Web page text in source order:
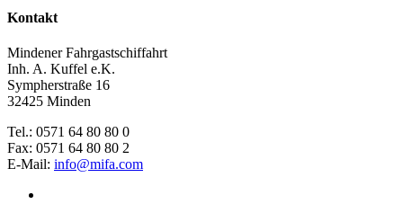
Kontakt
Mindener Fahrgastschiffahrt
Inh. A. Kuffel e.K.
Sympherstraße 16
32425 Minden
Tel.: 0571 64 80 80 0
Fax: 0571 64 80 80 2
E-Mail: info@mifa.com